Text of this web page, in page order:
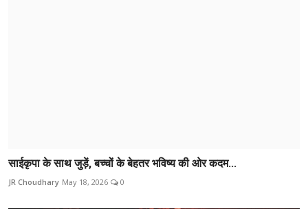
साईकृपा के साथ जुड़ें, बच्चों के बेहतर भविष्य की ओर कदम...
JR Choudhary May 18, 2026 0